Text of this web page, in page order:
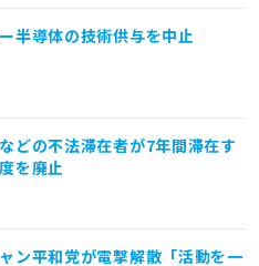
半導体の技術供与を中止
どの不法滞在者が7年間滞在す
を廃止
ン平和党が電撃解散「活動を一